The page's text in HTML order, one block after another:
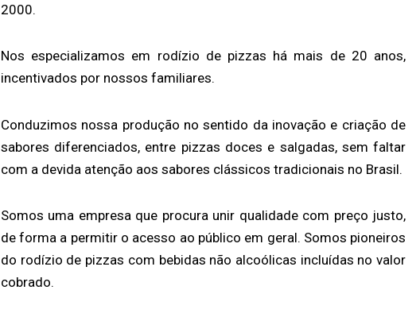
2000.
Nos especializamos em rodízio de pizzas há mais de 20 anos,
incentivados por nossos familiares.
Conduzimos nossa produção no sentido da inovação e criação de
sabores diferenciados, entre pizzas doces e salgadas, sem faltar
com a devida atenção aos sabores clássicos tradicionais no Brasil.
Somos uma empresa que procura unir qualidade com preço justo,
de forma a permitir o acesso ao público em geral. Somos pioneiros
do rodízio de pizzas com bebidas não alcoólicas incluídas no valor
cobrado.